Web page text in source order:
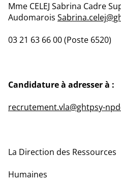
Mme CELEJ Sabrina Cadre
Audomarois
03 21 63 66 00 (Poste 6520)
Candidature à adresser à :
recrutement.vla@ghtpsy-
La Direction des Ressources
Humaines